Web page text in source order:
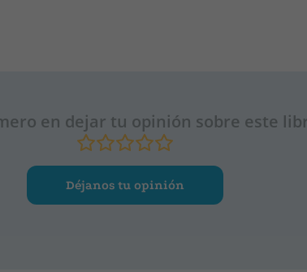
en dejar tu opinión sobre este
Déjanos tu opinión